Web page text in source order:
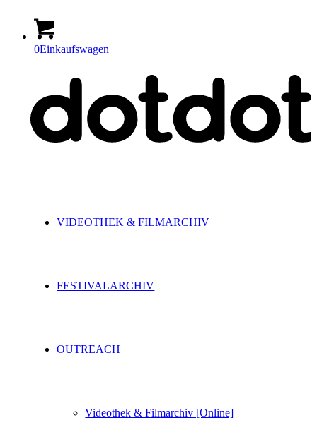
0Einkaufswagen
VIDEOTHEK & FILMARCHIV
FESTIVALARCHIV
OUTREACH
Videothek & Filmarchiv [Online]